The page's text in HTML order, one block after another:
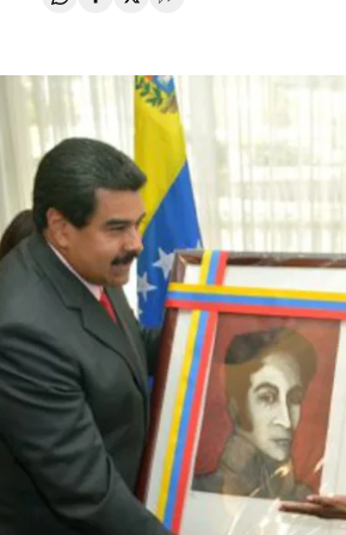
Compartir en Whatsapp
Compartir en Facebook
Compartir en Twitter
Desplegar Redes